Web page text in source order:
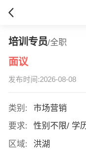
培训专员/全职
面议
发布时间:2026-08-08
类别:
市场营销
要求:
性别不限/ 学
区域:
洪湖